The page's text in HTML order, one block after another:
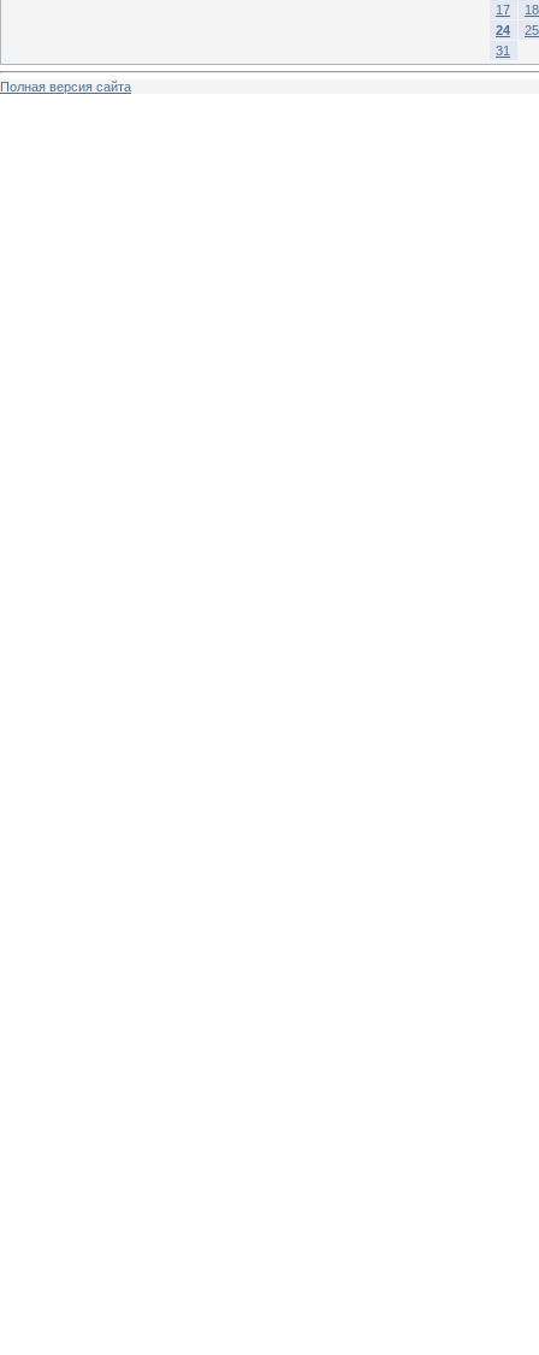
17
18
24
25
31
Полная версия сайта